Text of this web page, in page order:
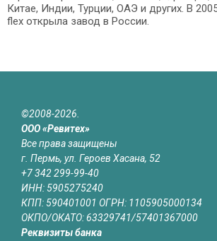
Китае, Индии, Турции, ОАЭ и других. В
flex открыла завод в России.
©2008-2026.
ООО «Ревитех»
Все права защищены
г. Пермь, ул. Героев Хасана, 52
+7 342 299-99-40
ИНН: 5905275240
КПП: 590401001 ОГРН: 1105905000134
ОКПО/ОКАТО: 63329741/57401367000
Реквизиты банка